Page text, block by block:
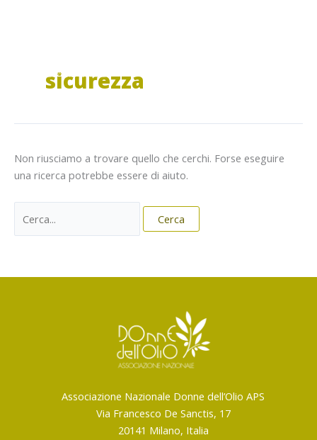
sicurezza
Non riusciamo a trovare quello che cerchi. Forse eseguire
una ricerca potrebbe essere di aiuto.
Associazione Nazionale Donne dell’Olio APS
Via Francesco De Sanctis, 17
20141 Milano, Italia